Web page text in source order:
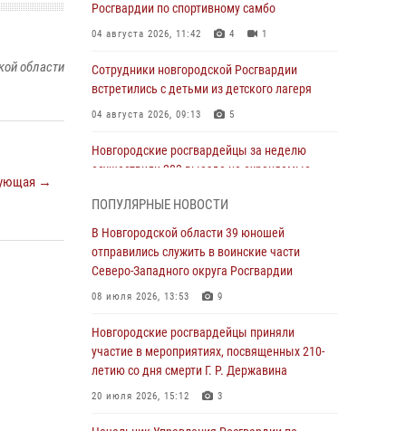
области
→
Росгвардии по спортивному самбо
04 августа 2026, 11:42 4 1
Сотрудники новгородской Росгвардии
встретились с детьми из детского лагеря
04 августа 2026, 09:13 5
Новгородские росгвардейцы за неделю
осуществили 203 выезда на охраняемые
Радиоэфир программы "Новости дня" на
радио "Радио53" от 30 июля 2026 года.
Новгородские призывники приняли присягу в
Росгвардии.
30 июля 2026, 16:00 1
В Великом Новгороде сотрудники центра
Росгвардии провели телефонную «горячую
ПОПУЛЯРНЫЕ НОВОСТИ
В Новгородской области 39 юношей
отправились служить в воинские части
Северо-Западного округа Росгвардии
08 июля 2026, 13:53 9
Новгородские росгвардейцы приняли
участие в мероприятиях, посвященных 210-
летию со дня смерти Г. Р. Державина
20 июля 2026, 15:12 3